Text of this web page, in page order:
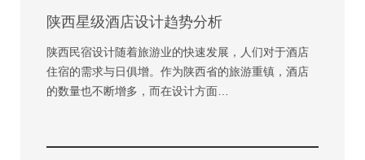
陕西星级酒店设计趋势分析
陕西民宿设计随着旅游业的快速发展，人们对于酒店
住宿的需求与日俱增。作为陕西省的旅游重镇，酒店
的数量也不断增多，而在设计方面…